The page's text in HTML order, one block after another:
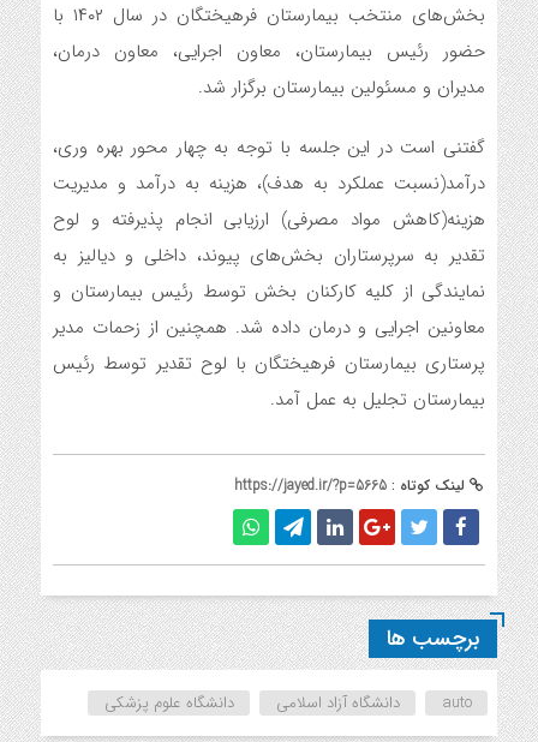
بخش‌های منتخب بیمارستان فرهیختگان در سال ۱۴۰۲ با
حضور رئیس بیمارستان، معاون اجرایی، معاون درمان،
مدیران و مسئولین بیمارستان برگزار شد.
گفتنی است در این جلسه با توجه به چهار محور بهره وری،
درآمد(نسبت عملکرد به هدف)، هزینه به درآمد و مدیریت
هزینه(کاهش مواد مصرفی) ارزیابی انجام پذیرفته و لوح
تقدیر به سرپرستاران بخش‌های پیوند، داخلی و دیالیز به
نمایندگی از کلیه کارکنان بخش توسط رئیس بیمارستان و
معاونین اجرایی و درمان داده شد. همچنین از زحمات مدیر
پرستاری بیمارستان فرهیختگان با لوح تقدیر توسط رئیس
بیمارستان تجلیل به عمل آمد.
لینک کوتاه : https://jayed.ir/?p=5665
برچسب ها
auto دانشگاه آزاد اسلامی دانشگاه علوم پزشکی